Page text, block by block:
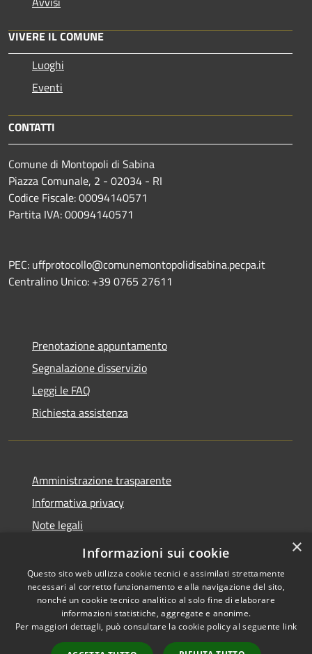
VIVERE IL COMUNE
Luoghi
Eventi
CONTATTI
Comune di Montopoli di Sabina
Piazza Comunale, 2 - 02034 - RI
Codice Fiscale: 00094140571
Partita IVA: 00094140571
PEC: uffprotocollo@comunemontopolidisabina.pecpa.it
Centralino Unico: +39 0765 27611
Prenotazione appuntamento
Segnalazione disservizio
Leggi le FAQ
Richiesta assistenza
Amministrazione trasparente
Informativa privacy
Note legali
Dichiarazione di accessibilità
Accessibilità
Copyright © 2026 • Comune di
Montopoli di Sabina • Powered
×
Informazioni sui cookie
Questo sito web utilizza cookie tecnici e assimilati strettamente
necessari al corretto funzionamento e alla navigazione del sito,
nonché un cookie tecnico analitico al solo fine di elaborare
informazioni statistiche, aggregate e anonime.
Per maggiori dettagli, può consultare la cookie policy al seguente link